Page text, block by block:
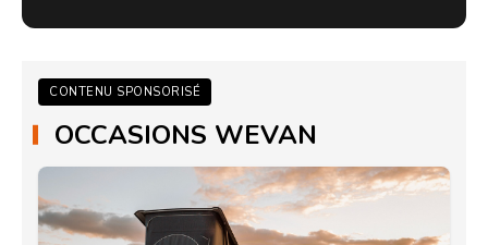
CONTENU SPONSORISÉ
OCCASIONS WEVAN